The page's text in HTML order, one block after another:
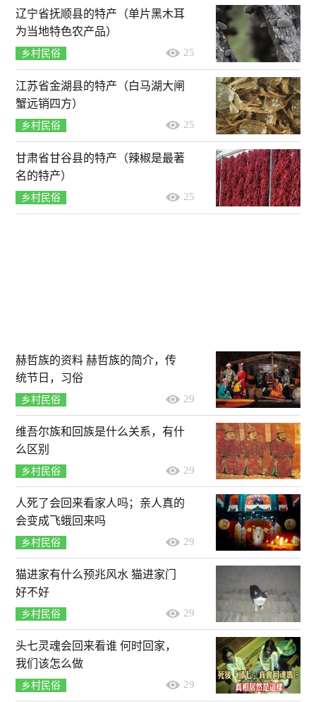
辽宁省抚顺县的特产（单片黑木耳
为当地特色农产品）
乡村民俗 25
江苏省金湖县的特产（白马湖大闸
蟹远销四方）
乡村民俗 25
甘肃省甘谷县的特产（辣椒是最著
名的特产）
乡村民俗 25
赫哲族的资料 赫哲族的简介，传
统节日，习俗
乡村民俗 29
维吾尔族和回族是什么关系，有什
么区别
乡村民俗 29
人死了会回来看家人吗；亲人真的
会变成飞蛾回来吗
乡村民俗 29
猫进家有什么预兆风水 猫进家门
好不好
乡村民俗 29
头七灵魂会回来看谁 何时回家，
我们该怎么做
乡村民俗 29